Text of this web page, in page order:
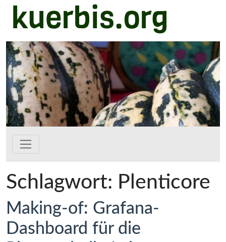
Zum Hauptinhalt springen
kuerbis.org
Schlagwort: Plenticore
Making-of: Grafana-
Dashboard für die